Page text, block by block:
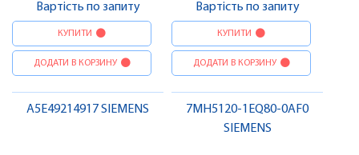
Вартість по запиту
КУПИТИ
ДОДАТИ В КОРЗИНУ
Вартість по запиту
КУПИТИ
ДОДАТИ В КОРЗИНУ
A5E49214917 SIEMENS
7MH5120-1EQ80-0AF0
SIEMENS